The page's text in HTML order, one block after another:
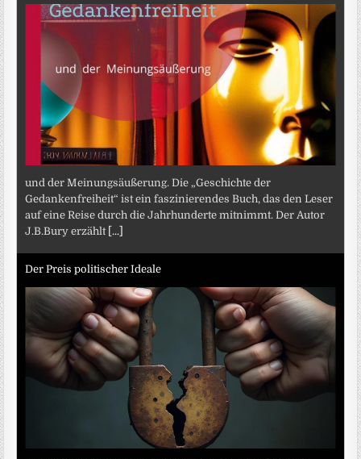
und der Meinungsäußerung. Die „Geschichte der
Gedankenfreiheit“ ist ein faszinierendes Buch, das den Leser
auf eine Reise durch die Jahrhunderte mitnimmt. Der Autor
J.B.Bury erzählt [...]
Der Preis politischer Ideale